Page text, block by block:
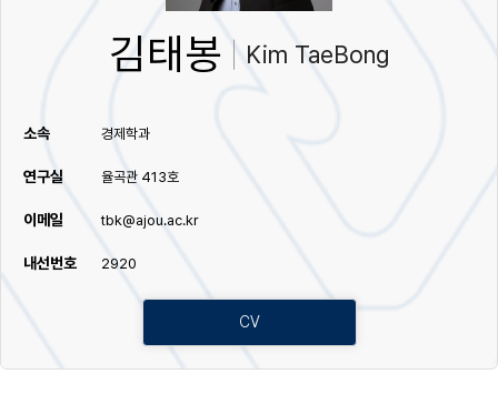
김태봉 Kim TaeBong
소속 경제학과
연구실 율곡관 413호
이메일 tbk@ajou.ac.kr
내선번호 2920
CV